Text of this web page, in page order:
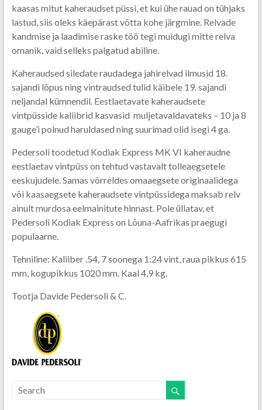
kaasas mitut kaheraudset püssi, et kui ühe rauad on tühjaks
lastud, siis oleks käepärast võtta kohe järgmine. Relvade
kandmise ja laadimise raske töö tegi muidugi mitte relva
omanik, vaid selleks palgatud abiline.
Kaheraudsed siledate raudadega jahirelvad ilmusid 18.
sajandi lõpus ning vintraudsed tulid käibele 19. sajandi
neljandal kümnendil. Eestlaetavate kaheraudsete
vintpüsside kaliibrid kasvasid muljetavaldavateks – 10 ja 8
gauge’i polnud haruldased ning suurimad olid isegi 4 ga.
Pedersoli toodetud Kodiak Express MK VI kaheraudne
eestlaetav vintpüss on tehtud vastavalt tolleaegsetele
eeskujudele. Samas võrreldes omaaegsete originaalidega
või kaasaegsete kaheraudsete vintpüssidega maksab relv
ainult murdosa eelmainitute hinnast. Pole üllatav, et
Pedersoli Kodiak Express on Lõuna-Aafrikas praegugi
populaarne.
Tehniline: Kaliiber .54, 7 soonega 1:24 vint, raua pikkus 615
mm, kogupikkus 1020 mm. Kaal 4,9 kg.
Tootja Davide Pedersoli & C.